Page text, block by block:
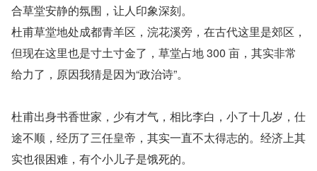
合草堂安静的氛围，让人印象深刻。
杜甫草堂地处成都青羊区，浣花溪旁，在古代这里是郊区，
但现在这里也是寸土寸金了，草堂占地 300 亩，其实非常
给力了，原因我猜是因为“政治诗”。
杜甫出身书香世家，少有才气，相比李白，小了十几岁，仕
途不顺，经历了三任皇帝，其实一直不太得志的。经济上其
实也很困难，有个小儿子是饿死的。